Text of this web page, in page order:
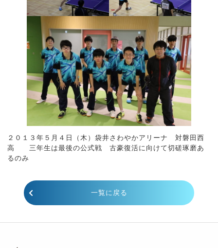
２０１３年５月４日（木）袋井さわやかアリーナ 対磐田西
高 三年生は最後の公式戦 古豪復活に向けて切磋琢磨あ
るのみ
一覧に戻る